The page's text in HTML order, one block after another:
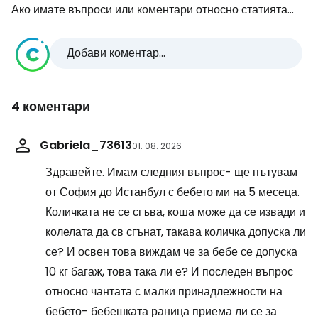
Ако имате въпроси или коментари относно статията...
Добави коментар...
4 коментари
Gabriela_7361301. 08. 2026
Здравейте. Имам следния въпрос- ще пътувам
от София до Истанбул с бебето ми на 5 месеца.
Количката не се сгъва, коша може да се извади и
колелата да св сгънат, такава количка допуска ли
се? И освен това виждам че за бебе се допуска
10 кг багаж, това така ли е? И последен въпрос
относно чантата с малки принадлежности на
бебето- бебешката раница приема ли се за